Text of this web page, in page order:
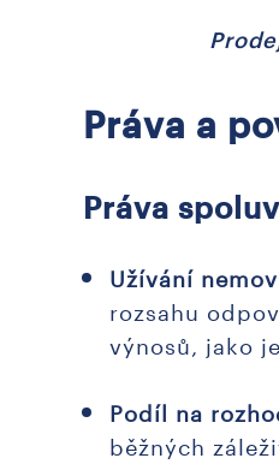
Práva a
Práva
Užívání
rozsahu
výnosů, jako
Podíl na
běžných